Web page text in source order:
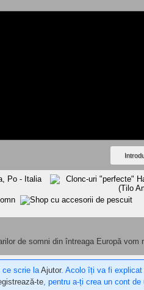
de somni din întreaga Europă vom
ce scrie laAjutor. Acolo îți va fi
te, pentru a-ți crea un cont